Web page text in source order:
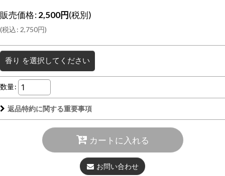
販売価格:2,500円(税別)
(税込: 2,750円)
香り を選択してください
数量:
返品特約に関する重要事項
カートに入れる
お問い合わせ